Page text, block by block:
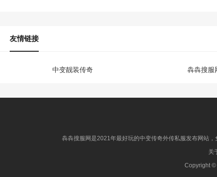
友情链接
中变靓装传奇 犇犇搜服
犇犇搜服网是2021年最好玩的中变传奇外传私服发布网站
关
Copyright